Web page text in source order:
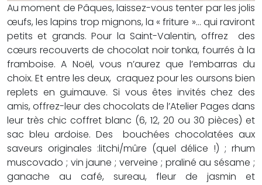
Au moment de Pâques, laissez-vous tenter par les jolis
œufs, les lapins trop mignons, la « friture »… qui raviront
petits et grands. Pour la Saint-Valentin, offrez des
cœurs recouverts de chocolat noir tonka, fourrés à la
framboise. A Noël, vous n’aurez que l’embarras du
choix. Et entre les deux, craquez pour les oursons bien
replets en guimauve. Si vous êtes invités chez des
amis, offrez-leur des chocolats de l’Atelier Pages dans
leur très chic coffret blanc (6, 12, 20 ou 30 pièces) et
sac bleu ardoise. Des bouchées chocolatées aux
saveurs originales :litchi/mûre (quel délice !) ; rhum
muscovado ; vin jaune ; verveine ; praliné au sésame ;
ganache au café, sureau, fleur de jasmin et